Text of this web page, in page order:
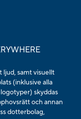
samt visuellt
(inklusive alla
skyddas
och annan
dotterbolag,